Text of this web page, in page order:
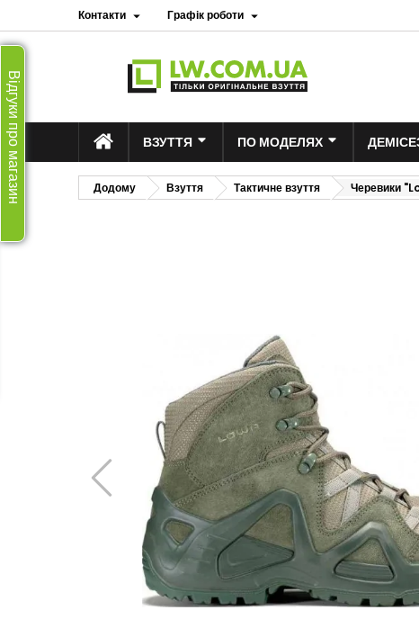
Контакти  Графік роботи 
ВЗУТТЯ ПО МОДЕЛЯХ
Додому Взуття Тактичне взуття Черевики
Відгуки про магазин